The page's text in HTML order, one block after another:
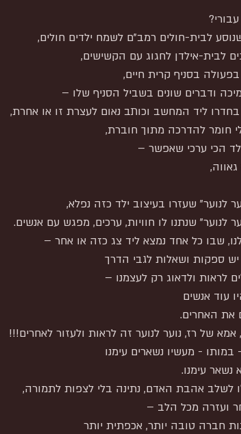
לבית-חולים רמב"ם לשמח ילדים חולים,
לבית-אילדן לחגוג עם הקשישים,
בפעולה בסניף קרית חיים,
ודברים שונים בשביל הסניף שלו –
ליד המחשב וכותב נאום לעצרת זו או אחרת,
חומר להדרכה מתוך חוברת,
הכי ערכי שאפשר –
לנוער" שעזרו בעיצוב ילד כזה נפלא,
לנוער" שנתנו לו חוויות, ערכים, מפגש עם אנשים.
שבו כל אחד נמצא ליד צג כזה או אחר –
ספקות ושאלות לגבי הדרך
לראות ולדאוג רק לעצמנו –
עוד אנשים
את האחרים.
אמא של רז, נוער לנוער זה לראות ולעזור לאחרים!!!
- מעשיו נשארים עימנו
נשאר עימנו.
לשלב אהבת האדם, נתינה בלי לצפות לתמורה,
ועזרה מכל הלב –
חברה טובה יותר, אכפתית יותר